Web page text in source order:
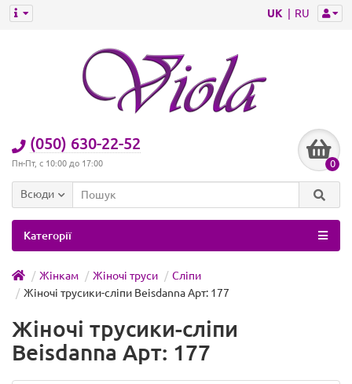
UK RU
(050) 630-22-52
Пн-Пт, с 10:00 до 17:00 0
Всюди
Категорії
Жінкам Жіночі труси
Сліпи
Жіночі трусики-сліпи Beisdanna Арт: 177
Жіночі трусики-сліпи
Beisdanna Арт: 177